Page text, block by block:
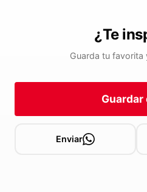
¿Te
Guarda tu favorita
Guardar
Enviar